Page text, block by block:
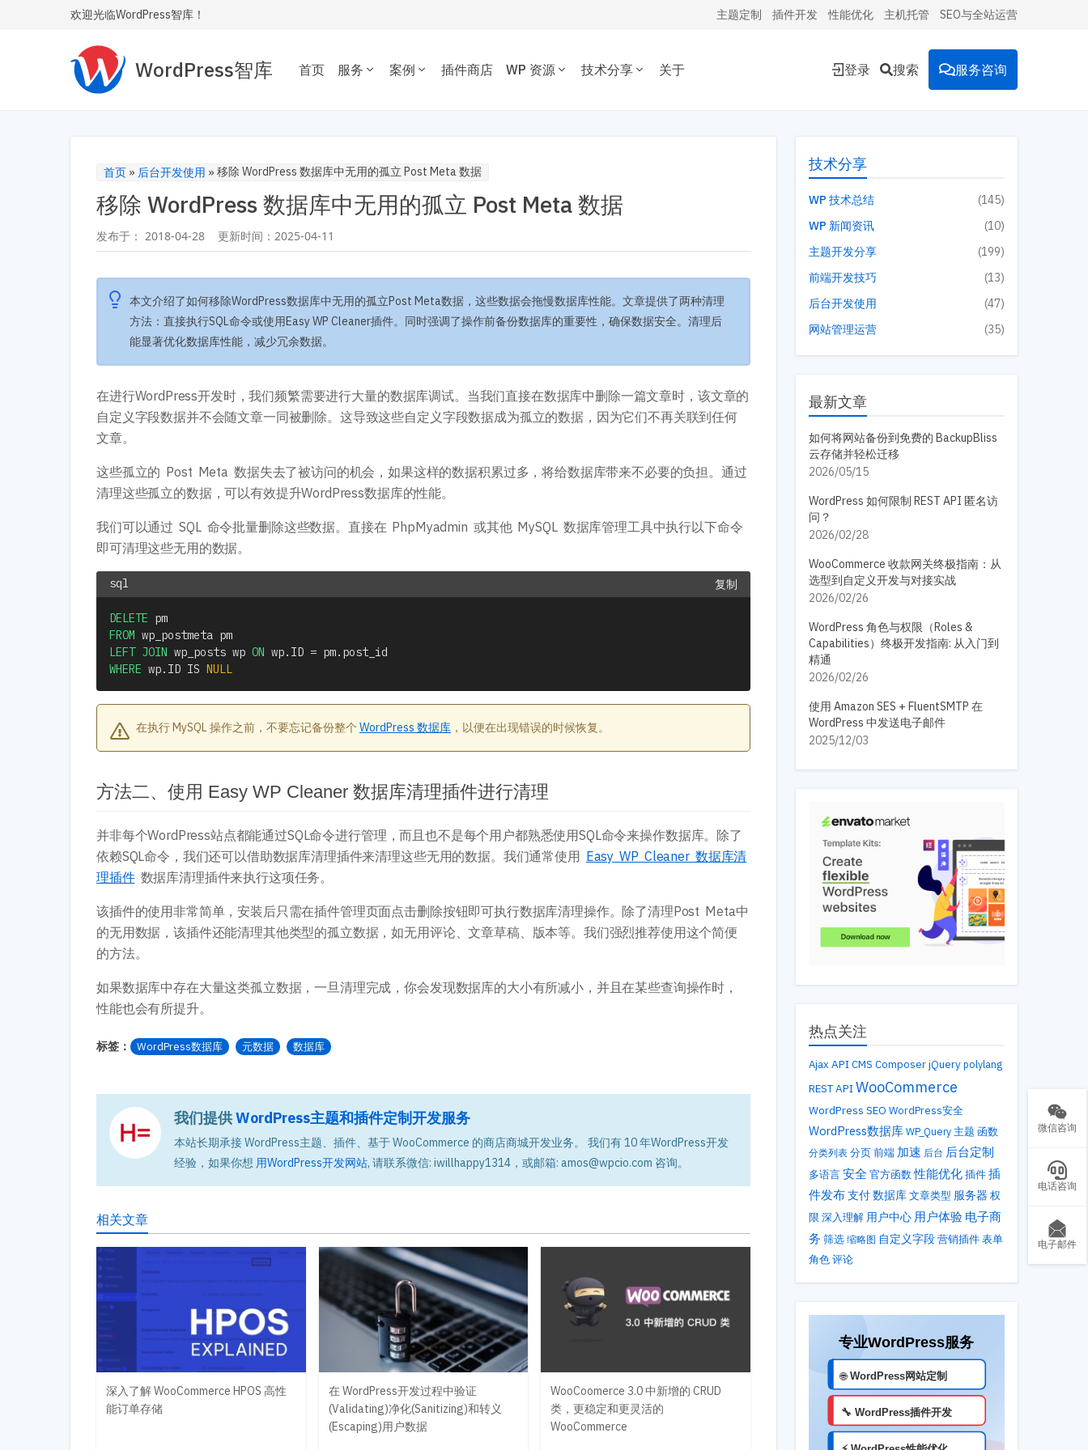
欢迎光临WordPress智库！ 主题定制 插件开发 性能优化 主机托管 SEO与全站运营
WordPress智库 首页 服务 案例 插件商店 WP 资源 技术分享 关于 登录 搜索 服务咨询
性能优化 主机托管
让您的网站不仅有流量，更有转化。 我们提供从技术维护，内容运营、广告投放到
安全运维的一站式全生命周期服务。
博客杂志主题
公司企业主题
音乐视频主题
多用途主题
电子商务插件
性能优化插件
自定义字段/表单
迎参考交流。
开发教程
主题开发分享
前端开发技巧
开发文档手册
网站管理运营
WP新闻资讯
技术专题
WordPress数据库
WooCommerce开发
多语言主题开发
电子商务和支付
首页 » 后台开发使用 » 移除 WordPress 数据库中无用的孤立 Post Meta 数据
移除 WordPress 数据库中无用的孤立 Post Meta 数据
发布于： 2018-04-28 更新时间： 2025-04-11
本文介绍了如何移除WordPress数据库中无用的孤立Post Meta数据，这些数据会拖慢数据库性能。文章提供了两种清理
方法：直接执行SQL命令或使用Easy WP Cleaner插件。同时强调了操作前备份数据库的重要性，确保数据安全。清理后
能显著优化数据库性能，减少冗余数据。
在进行WordPress开发时，我们频繁需要进行大量的数据库调试。当我们直接在数据库中删除一篇文章时，该文章的
自定义字段数据并不会随文章一同被删除。这导致这些自定义字段数据成为孤立的数据，因为它们不再关联到任何
文章。
这些孤立的 Post Meta 数据失去了被访问的机会，如果这样的数据积累过多，将给数据库带来不必要的负担。通过
清理这些孤立的数据，可以有效提升WordPress数据库的性能。
我们可以通过 SQL 命令批量删除这些数据。直接在 PhpMyadmin 或其他 MySQL 数据库管理工具中执行以下命令
即可清理这些无用的数据。
复制
DELETE
FROM
LEFT JOIN wp_posts wp ON wp. ID = pm.
WHERE wp. ID IS NULL
在执行 MySQL 操作之前，不要忘记备份整个 WordPress 数据库 ，以便在出现错误的时候恢复。
方法二、使用 Easy WP Cleaner 数据库清理插件进行清理
并非每个WordPress站点都能通过SQL命令进行管理，而且也不是每个用户都熟悉使用SQL命令来操作数据库。除了
依赖SQL命令，我们还可以借助数据库清理插件来清理这些无用的数据。我们通常使用 Easy WP Cleaner 数据库清
理插件数据库清理插件来执行这项任务。
该插件的使用非常简单，安装后只需在插件管理页面点击删除按钮即可执行数据库清理操作。除了清理Post Meta中
的无用数据，该插件还能清理其他类型的孤立数据，如无用评论、文章草稿、版本等。我们强烈推荐使用这个简便
的方法。
如果数据库中存在大量这类孤立数据，一旦清理完成，你会发现数据库的大小有所减小，并且在某些查询操作时，
性能也会有所提升。
标签： WordPress数据库 元数据 数据库
我们提供WordPress主题和插件定制开发服务
本站长期承接 WordPress主题、插件、基于 WooCommerce 的商店商城开发业务。 我们有 10 年WordPress开发
经验，如果你想 用WordPress开发网站, 请联系微信: iwillhappy1314，或邮箱: amos@wpcio.com 咨询。
相关文章
深入了解 WooCommerce HPOS 高性
能订单存储
在 WordPress开发过程中验证
(Validating)净化(Sanitizing)和转义
(Escaping)用户数据
WooCoomerce 3.0 中新增的 CRUD
类，更稳定和更灵活的
WooCommerce
技术分享
WP 技术总结
(145)
WP 新闻资讯
(10)
主题开发分享
(199)
前端开发技巧
(13)
后台开发使用
(47)
网站管理运营
(35)
最新文章
如何将网站备份到免费的 BackupBliss
云存储并轻松迁移
2026/05/15
WordPress 如何限制 REST API 匿名访
问？
2026/02/28
WooCommerce 收款网关终极指南：从
选型到自定义开发与对接实战
2026/02/26
WordPress 角色与权限（Roles &
Capabilities）终极开发指南: 从入门到
精通
2026/02/26
使用 Amazon SES + FluentSMTP 在
WordPress 中发送电子邮件
2025/12/03
热点关注
Ajax API CMS Composer jQuery polylang
REST APIWooCommerce
WordPress SEO WordPress安全
WordPress数据库 WP_Query 主题 函数
分类列表 分页 前端 加速 后台 后台定制
多语言 安全 官方函数性能优化 插件 插
件发布支付数据库 文章类型 服务器 权
限 深入理解 用户中心 用户体验 电子商
务 筛选 缩略图 自定义字段 营销插件 表单
角色 评论
微信咨询
电话咨询
电子邮件